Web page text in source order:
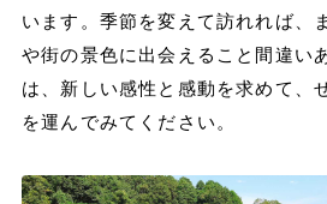
います。季節を変えて訪れれば、
や街の景色に出会えること間違い
は、新しい感性と感動を求めて、
を運んでみてください。